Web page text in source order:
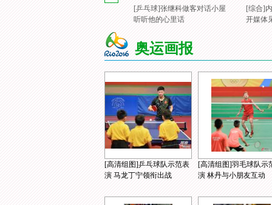
[乒乓球]张继科做客对话小屋
听听他的心里话
[综合]
开媒体
奥运画报
[高清组图]乒乓球队示范表
演 马龙丁宁领衔出战
[高清组图]羽毛球队示
演 林丹与小朋友互动